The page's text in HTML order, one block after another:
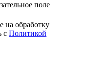
поле
на обработку
с Политикой